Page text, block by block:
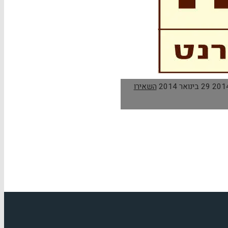
29 בינואר 2014
השאירו